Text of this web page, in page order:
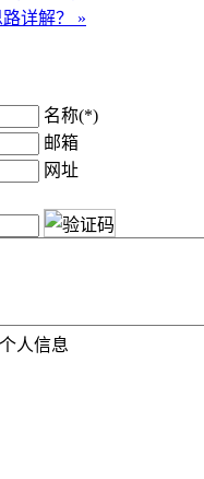
详解？ »
名称(*)
邮箱
网址
人信息